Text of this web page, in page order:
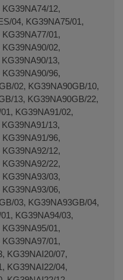
12,
04, KG39NA75/01,
01,
02,
13,
96,
02, KG39NA90GB/10,
13, KG39NA90GB/22,
KG39NA91/02,
13,
96,
12,
22,
03,
06,
03, KG39NA93GB/04,
KG39NA94/03,
01,
01,
KG39NAI20/07,
KG39NAI22/04,